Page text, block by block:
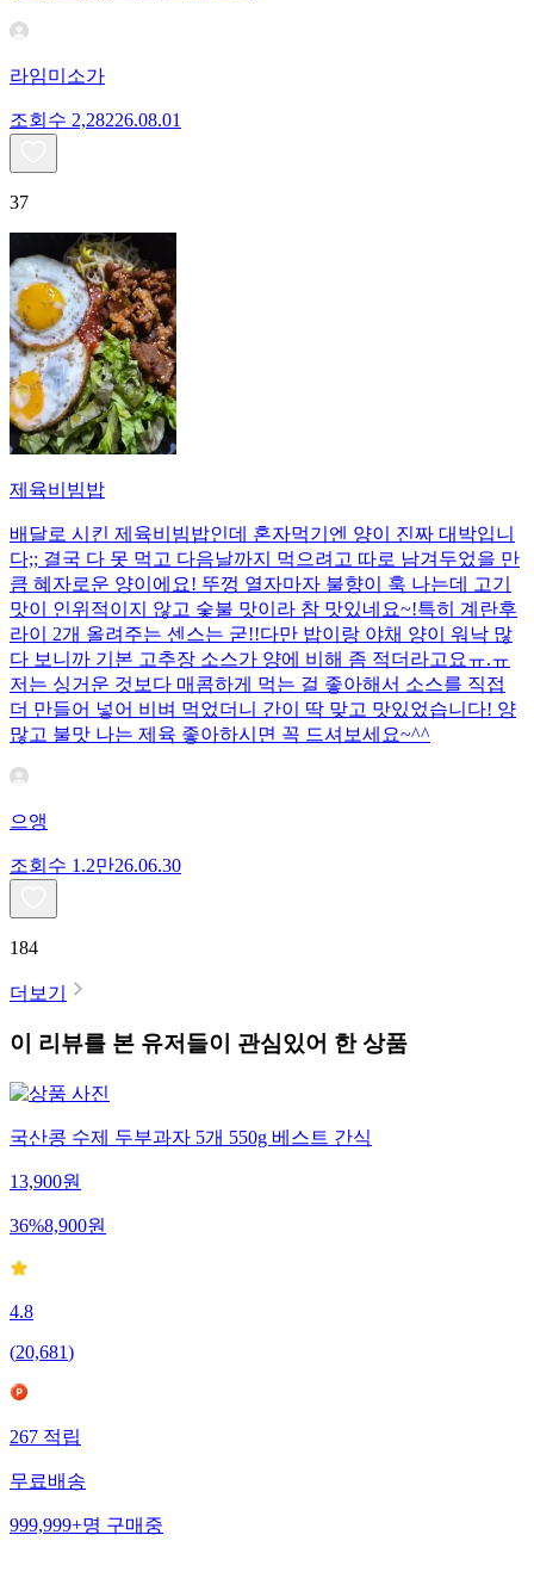
라임미소가
조회수 2,28226.08.01
37
제육비빔밥
배달로 시킨 제육비빔밥인데 혼자먹기엔 양이 진짜 대박입니
다;; 결국 다 못 먹고 다음날까지 먹으려고 따로 남겨두었을 만
큼 혜자로운 양이에요! 뚜껑 열자마자 불향이 훅 나는데 고기
맛이 인위적이지 않고 숯불 맛이라 참 맛있네요~!특히 계란후
라이 2개 올려주는 센스는 굳!! ​다만 밥이랑 야채 양이 워낙 많
다 보니까 기본 고추장 소스가 양에 비해 좀 적더라고요ㅠ.ㅠ
저는 싱거운 것보다 매콤하게 먹는 걸 좋아해서 소스를 직접
더 만들어 넣어 비벼 먹었더니 간이 딱 맞고 맛있었습니다! 양
많고 불맛 나는 제육 좋아하시면 꼭 드셔보세요~^^
으앵
조회수 1.2만26.06.30
184
더보기
이 리뷰를 본 유저들이 관심있어 한 상품
국산콩 수제 두부과자 5개 550g 베스트 간식
13,900원
36%8,900원
4.8
(20,681)
267 적립
무료배송
999,999+명 구매중